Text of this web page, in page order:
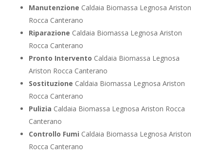
Manutenzione Caldaia Biomassa Legnosa Ariston
Rocca Canterano
Riparazione Caldaia Biomassa Legnosa Ariston
Rocca Canterano
Pronto Intervento Caldaia Biomassa Legnosa
Ariston Rocca Canterano
Sostituzione Caldaia Biomassa Legnosa Ariston
Rocca Canterano
Pulizia Caldaia Biomassa Legnosa Ariston Rocca
Canterano
Controllo Fumi Caldaia Biomassa Legnosa Ariston
Rocca Canterano